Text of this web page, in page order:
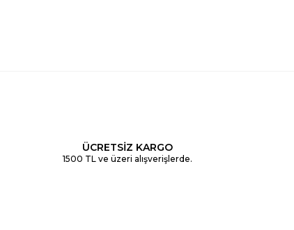
ÜCRETSİZ KARGO
1500 TL ve üzeri alışverişlerde.